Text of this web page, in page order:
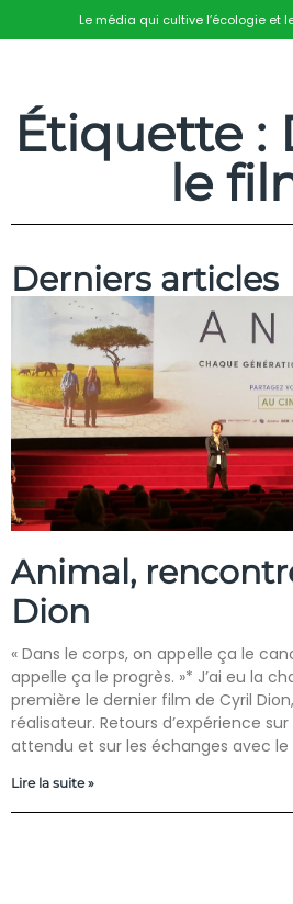
Le média qui cultive l’écologie et
Étiquette :
le
Derniers articles
Animal,
Dion
« Dans le corps, on appelle ça le
appelle ça le progrès. »* J’ai eu la
première le dernier film de Cyril
réalisateur. Retours d’expérience
attendu et sur les échanges avec le
Lire la suite »